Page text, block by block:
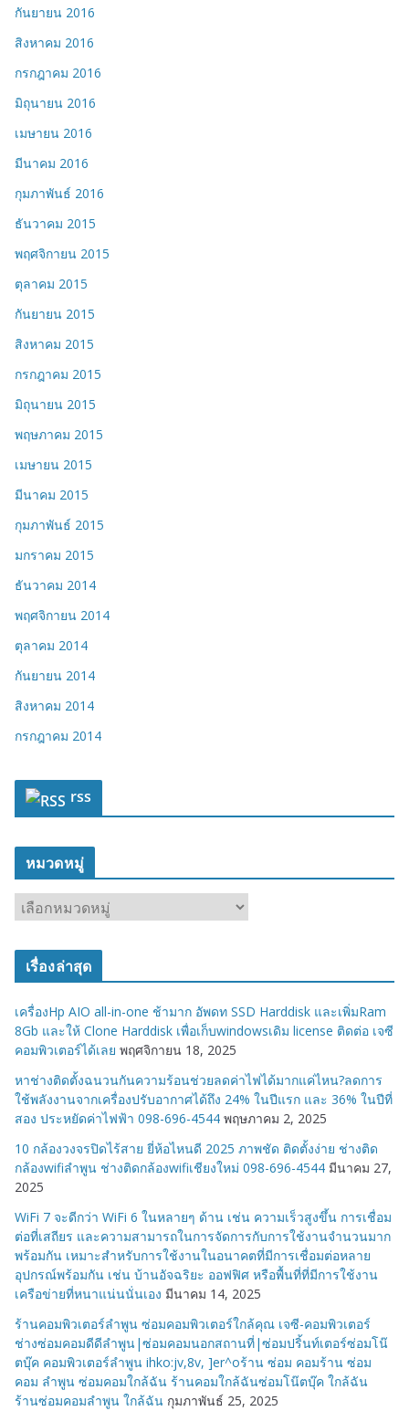
กันยายน 2016
สิงหาคม 2016
กรกฎาคม 2016
มิถุนายน 2016
เมษายน 2016
มีนาคม 2016
กุมภาพันธ์ 2016
ธันวาคม 2015
พฤศจิกายน 2015
ตุลาคม 2015
กันยายน 2015
สิงหาคม 2015
กรกฎาคม 2015
มิถุนายน 2015
พฤษภาคม 2015
เมษายน 2015
มีนาคม 2015
กุมภาพันธ์ 2015
มกราคม 2015
ธันวาคม 2014
พฤศจิกายน 2014
ตุลาคม 2014
กันยายน 2014
สิงหาคม 2014
กรกฎาคม 2014
rss
หมวดหมู่
ว
มู่
เรื่องล่าสุด
เครื่องHp AIO all-in-one ช้ามาก อัพดท SSD Harddisk และเพิ่มRam
8Gb และให้ Clone Harddisk เพื่อเก็บwindowsเดิม license ติดต่อ เจซี
คอมพิวเตอร์ได้เลย พฤศจิกายน 18, 2025
หาช่างติดตั้งฉนวนกันความร้อนช่วยลดค่าไฟได้มากแค่ไหน?ลดการ
ใช้พลังงานจากเครื่องปรับอากาศได้ถึง 24% ในปีแรก และ 36% ในปีที่
สอง ประหยัดค่าไฟฟ้า 098-696-4544 พฤษภาคม 2, 2025
10 กล้องวงจรปิดไร้สาย ยี่ห้อไหนดี 2025 ภาพชัด ติดตั้งง่าย ช่างติด
กล้องwifiลำพูน ช่างติดกล้องwifiเชียงใหม่ 098-696-4544 มีนาคม 27,
2025
WiFi 7 จะดีกว่า WiFi 6 ในหลายๆ ด้าน เช่น ความเร็วสูงขึ้น การเชื่อม
ต่อที่เสถียร และความสามารถในการจัดการกับการใช้งานจำนวนมาก
พร้อมกัน เหมาะสำหรับการใช้งานในอนาคตที่มีการเชื่อมต่อหลาย
อุปกรณ์พร้อมกัน เช่น บ้านอัจฉริยะ ออฟฟิศ หรือพื้นที่ที่มีการใช้งาน
เครือข่ายที่หนาแน่นนั่นเอง มีนาคม 14, 2025
ร้านคอมพิวเตอร์ลำพูน ซ่อมคอมพิวเตอร์ใกล้คุณ เจซี-คอมพิวเตอร์
ช่างซ่อมคอมดีดีลำพูน|ซ่อมคอมนอกสถานที่|ซ่อมปริ้นท์เตอร์ซ่อมโน๊
ตบุ๊ค คอมพิวเตอร์ลำพูน ihko:jv,8v, ]er^oร้าน ซ่อม คอมร้าน ซ่อม
คอม ลำพูน ซ่อมคอมใกล้ฉัน ร้านคอมใกล้ฉันซ่อมโน๊ตบุ๊ค ใกล้ฉัน
ร้านซ่อมคอมลำพูน ใกล้ฉัน กุมภาพันธ์ 25, 2025